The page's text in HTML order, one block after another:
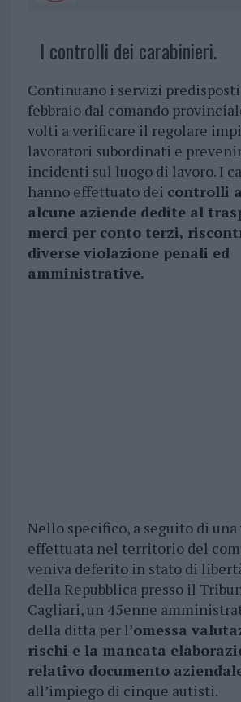
I controlli dei carabinieri.
Continuano i servizi
febbraio dal comando
volti a verificare il regolare
lavoratori subordinati e
incidenti sul luogo di lavoro. I
hanno effettuato dei controlli
alcune aziende dedite al
merci per conto terzi,
diverse violazione penali ed
amministrative.
Nello specifico, a seguito di
effettuata nel territorio del
veniva deferito in stato di
della Repubblica presso il
Cagliari, un 45enne
della ditta per l’omessa
rischi e la mancata
relativo documento
all’impiego di cinque autisti.